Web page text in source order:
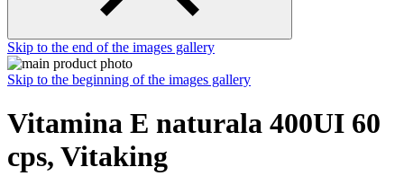
Skip to the end of the images gallery
Skip to the beginning of the images gallery
Vitamina E naturala 400UI 60
cps, Vitaking